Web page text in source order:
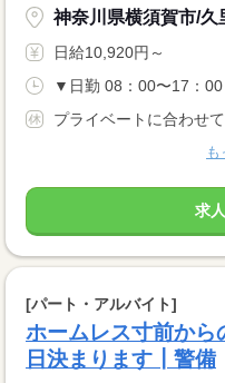
神奈川県横須賀市/久
日給10,920円～
▼日勤 08：00〜17：00
プライベートに合わせ
も
求
[パート・アルバイト]
ホームレス寸前から
日決まります┃警備